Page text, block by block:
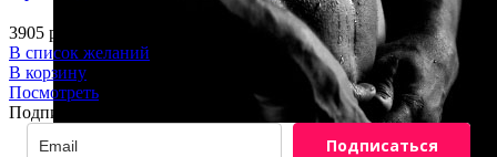
3905 р.
В список желаний
В корзину
Посмотреть
Подписка на новости
Подписаться